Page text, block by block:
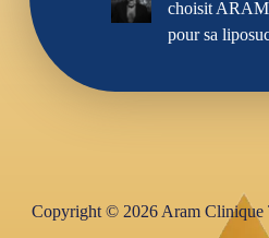
choisit
pour sa
Copyright © 2026 Aram Clinique